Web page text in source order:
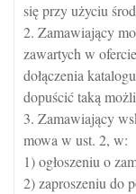
się przy użyciu
2. Zamawiający
zawartych w
dołączenia
dopuścić taką
3. Zamawiający
mowa w ust. 2, w:
1) ogłoszeniu o
2) zaproszeniu do